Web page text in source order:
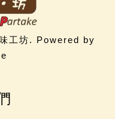
工坊. Powered by